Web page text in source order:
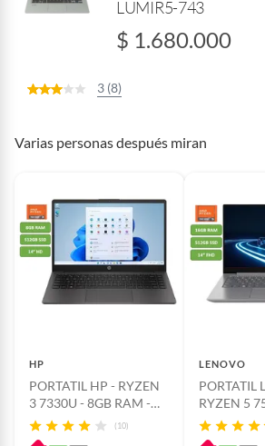
LUMIR5-743
$ 1.680.000
3 (8)
Varias personas después miran
HP
PORTATIL HP - RYZEN
3 7330U - 8GB RAM -
512GB SSD - 14" HD -
MOD: 245 G10 -
(10)
LENOVO
PORTATIL
RYZEN 5
RAM -
FHD -